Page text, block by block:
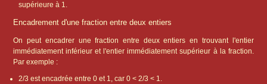
supérieure à 1.
Encadrement d'une fraction entre deux entiers
On peut encadrer une fraction entre deux entiers en trouvant l'entier
immédiatement inférieur et l'entier immédiatement supérieur à la fraction.
Par exemple :
2/3 est encadrée entre 0 et 1, car 0 < 2/3 < 1.